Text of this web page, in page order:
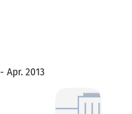
Apr. 2013